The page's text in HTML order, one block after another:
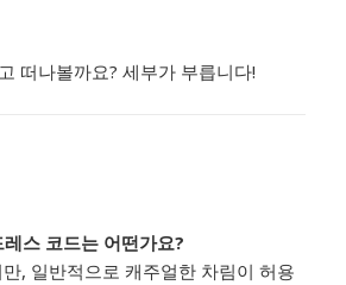
떠나볼까요? 세부가 부릅니다!
스 코드는 어떤가요?
, 일반적으로 캐주얼한 차림이 허용